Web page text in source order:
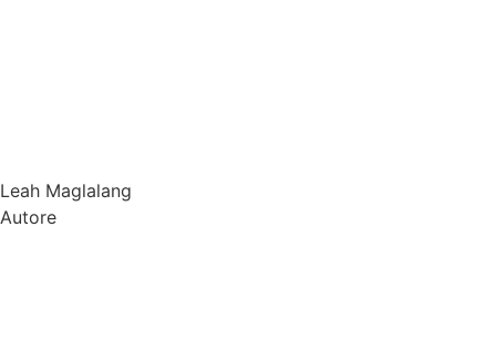
Leah Maglalang
Autore